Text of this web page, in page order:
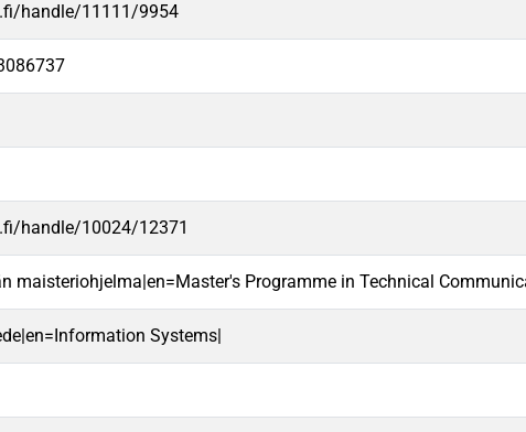
handle/11111/9954
handle/10024/12371
maisteriohjelma|en=Master's Programme in Technical
Systems|